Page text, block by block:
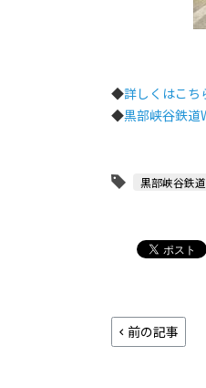
◆詳しくはこち
◆黒部峡谷鉄道
黒部峡谷鉄道
前の記事